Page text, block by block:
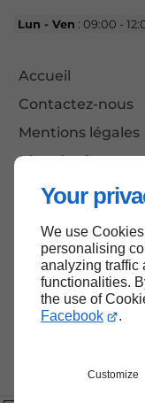
Your
We use
personalising
analyzing traffic
functionalities.
the use of
Facebook
.
Customize
Lun - Ven : 09:00 -
Accueil
Contactez-nous
Mentions légales
Plan du site